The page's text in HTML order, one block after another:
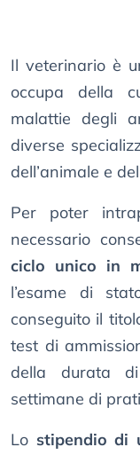
Il veterinario è
occupa della
malattie degli
diverse
dell’animale e
Per poter
necessario
ciclo unico in
l’esame di
conseguito il
test di
della durata
settimane di
Lo stipendio di